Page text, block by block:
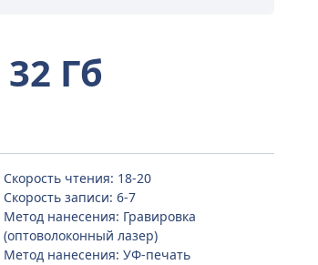
Гб
Скорость чтения: 18-20
Скорость записи: 6-7
Метод нанесения: Гравировка
(оптоволоконный лазер)
Метод нанесения: УФ-печать